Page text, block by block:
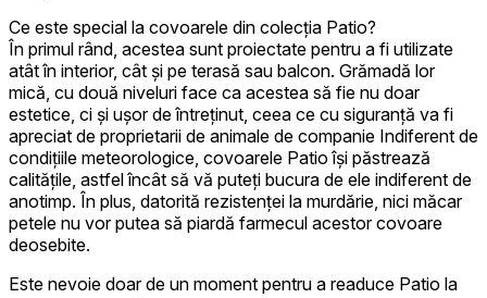
Ce este special la covoarele din colecția Patio?
În primul rând, acestea sunt proiectate pentru a fi utilizate
atât în interior, cât și pe terasă sau balcon. Grămadă lor
mică, cu două niveluri face ca acestea să fie nu doar
estetice, ci și ușor de întreținut, ceea ce cu siguranță va fi
apreciat de proprietarii de animale de companie Indiferent de
condițiile meteorologice, covoarele Patio își păstrează
calitățile, astfel încât să vă puteți bucura de ele indiferent de
anotimp. În plus, datorită rezistenței la murdărie, nici măcar
petele nu vor putea să piardă farmecul acestor covoare
deosebite.
Este nevoie doar de un moment pentru a readuce Patio la
Acceptă toate